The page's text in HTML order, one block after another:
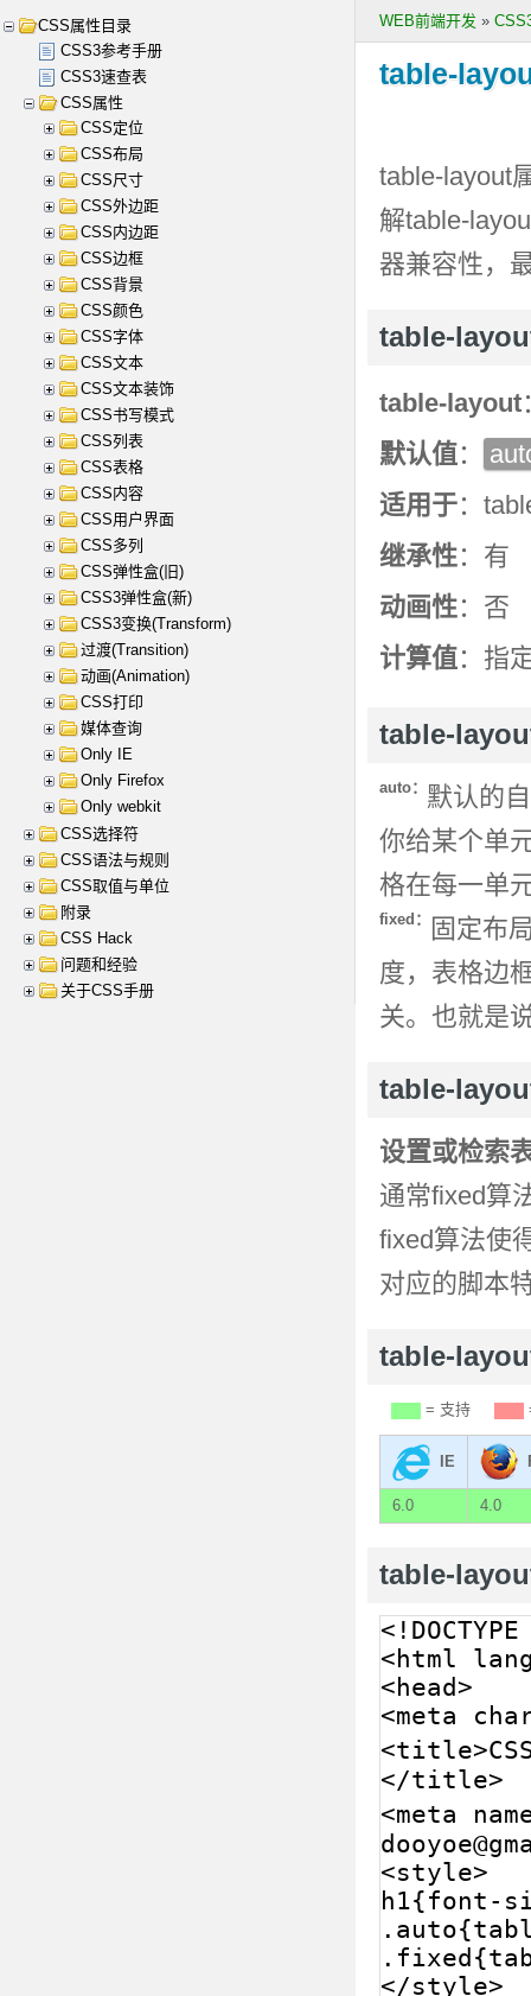
WEB前端开发 »
table-
table-layout
解table-
器兼容性，
table-
table-layout
默认值：
适用于：
继承性：有
动画性：否
计算值：指
table-
auto： 默认的
你给某个单
格在每一单
fixed：
固定布
度，表格边
关。也就是
table-
设置或检索
通常fixed算
fixed算法使
对应的脚本
table-
= 支持
IE
6.0 4.0
table-
CSS属性目录
CSS3参考手册
CSS3速查表
CSS属性
CSS定位
CSS布局
CSS尺寸
CSS外边距
CSS内边距
CSS边框
CSS背景
CSS颜色
CSS字体
CSS文本
CSS文本装饰
CSS书写模式
CSS列表
CSS表格
CSS内容
CSS用户界面
CSS多列
CSS弹性盒(旧)
CSS3弹性盒(新)
CSS3变换(Transform)
过渡(Transition)
动画(Animation)
CSS打印
媒体查询
Only IE
Only Firefox
Only webkit
CSS选择符
CSS语法与规则
CSS取值与单位
附录
CSS Hack
问题和经验
关于CSS手册